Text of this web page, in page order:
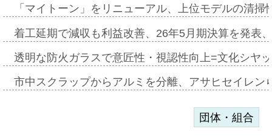
「マイトーン」をリニューアル、上位モデルの清
着工延期で減収も利益改善、26年5月期決算を発表
透明な防火ガラスで意匠性・視認性向上=文化シヤ
市中スクラップからアルミを分離、アサヒセイレ
団体・組合